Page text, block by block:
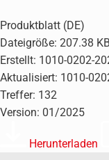
Produktblatt (DE)
Dateigröße: 207.38 KB
Erstellt: 1010-0202-
Aktualisiert: 1010-
Treffer: 132
Version: 01/2025
Herunterladen